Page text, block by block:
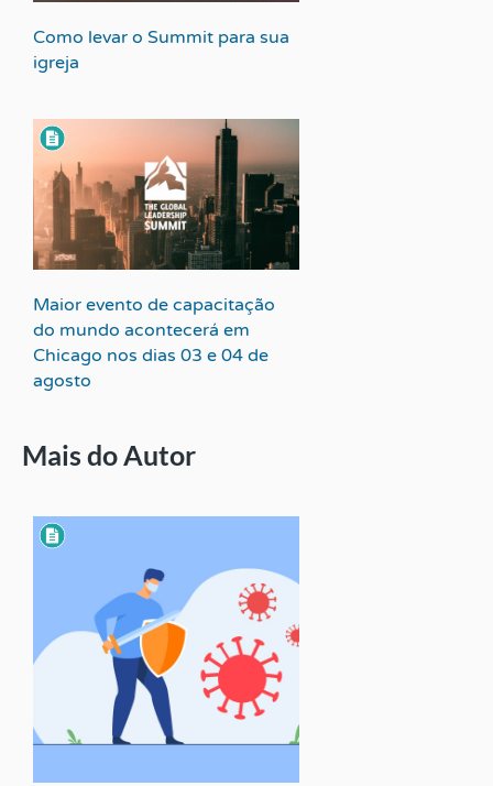
Como levar o Summit para sua
igreja
Maior evento de capacitação
do mundo acontecerá em
Chicago nos dias 03 e 04 de
agosto
Mais do Autor